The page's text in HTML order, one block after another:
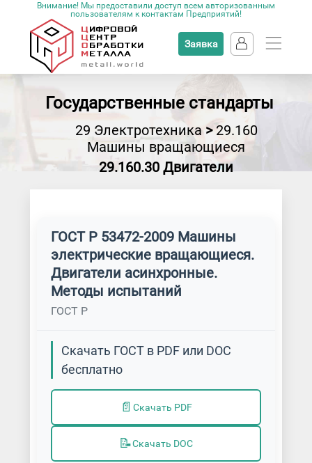
Внимание! Мы предоставили доступ всем авторизованным
пользователям к контактам Предприятий!
Заявка
Государственные стандарты
29 Электротехника>29.160
Машины вращающиеся
29.160.30 Двигатели
ГОСТ Р 53472-2009 Машины
электрические вращающиеся.
Двигатели асинхронные.
Методы испытаний
ГОСТ Р
Скачать ГОСТ в PDF или DOC
бесплатно
📄 Скачать PDF
📝Скачать DOC